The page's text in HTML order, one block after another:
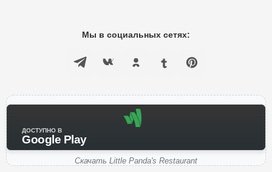
Мы в социальных сетях:
ДОСТУПНО В
Google Play
Скачать Little Panda's Restaurant